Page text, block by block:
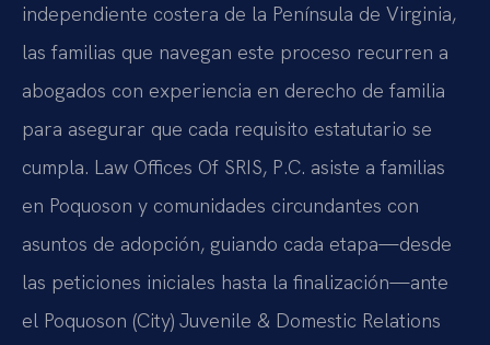
independiente costera de la Península de Virginia,
las familias que navegan este proceso recurren a
abogados con experiencia en derecho de familia
para asegurar que cada requisito estatutario se
cumpla. Law Offices Of SRIS, P.C. asiste a familias
en Poquoson y comunidades circundantes con
asuntos de adopción, guiando cada etapa—desde
las peticiones iniciales hasta la finalización—ante
el Poquoson (City) Juvenile & Domestic Relations